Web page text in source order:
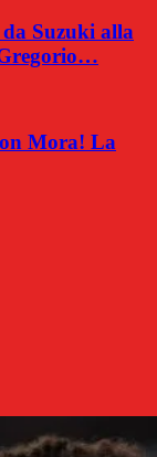
Suzuki alla
Mora! La